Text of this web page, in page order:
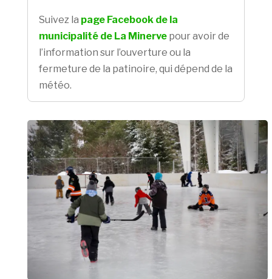
Suivez la page Facebook de la
municipalité de La Minervepour avoir de
l’information sur l’ouverture ou la
fermeture de la patinoire, qui dépend de la
météo.